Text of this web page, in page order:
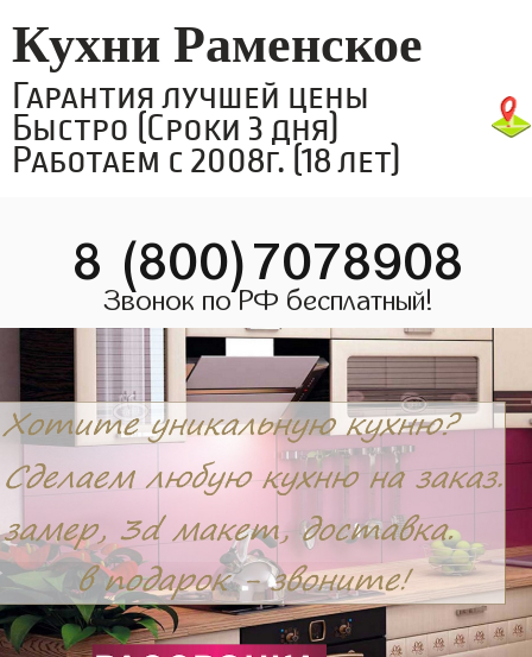
Кухни Раменское
Гарантия лучшей цены
Быстро (Сроки 3 дня)
Работаем с 2008г. (18 лет)
8 (800)7078908
Звонок по РФ бесплатный!